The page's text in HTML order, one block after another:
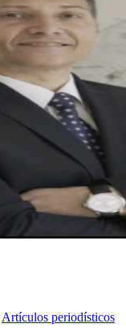
Artículos periodísticos